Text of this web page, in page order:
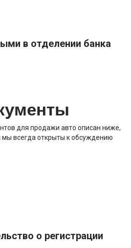
в отделении банка
для продажи авто описан ниже,
всегда открыты к обсуждению
о регистрации